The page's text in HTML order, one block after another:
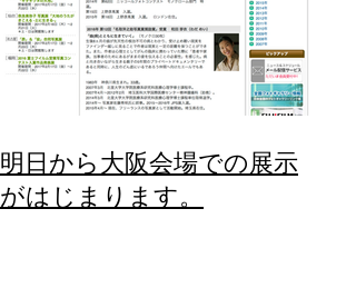
明日から大阪会場での展示
がはじまります。